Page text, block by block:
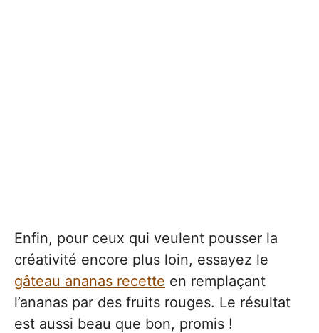
Enfin, pour ceux qui veulent pousser la
créativité encore plus loin, essayez le
gâteau ananas recette en remplaçant
l’ananas par des fruits rouges. Le résultat
est aussi beau que bon, promis !